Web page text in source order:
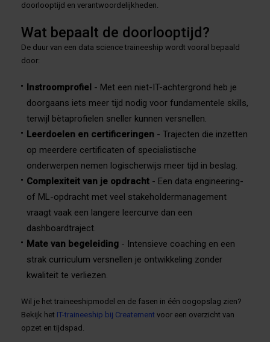
doorlooptijd en verantwoordelijkheden.
Wat bepaalt de doorlooptijd?
De duur van een data science traineeship wordt vooral bepaald
door:
Instroomprofiel - Met een niet-IT-achtergrond heb je
doorgaans iets meer tijd nodig voor fundamentele skills,
terwijl bètaprofielen sneller kunnen versnellen.
Leerdoelen en certificeringen - Trajecten die inzetten
op meerdere certificaten of specialistische
onderwerpen nemen logischerwijs meer tijd in beslag.
Complexiteit van je opdracht - Een data engineering-
of ML-opdracht met veel stakeholdermanagement
vraagt vaak een langere leercurve dan een
dashboardtraject.
Mate van begeleiding - Intensieve coaching en een
strak curriculum versnellen je ontwikkeling zonder
kwaliteit te verliezen.
Wil je het traineeshipmodel en de fasen in één oogopslag zien?
Bekijk het IT-traineeship bij Createment voor een overzicht van
opzet en tijdspad.